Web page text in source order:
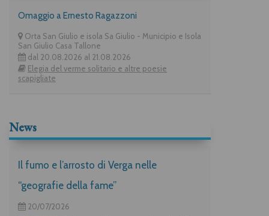
Omaggio a Ernesto Ragazzoni
Orta San Giulio e isola Sa Giulio - Municipio e Isola
San Giulio Casa Tallone
dal 20.08.2026 al 21.08.2026
Elegia del verme solitario e altre poesie
scapigliate
News
Il fumo e l’arrosto di Verga nelle
“geografie della fame”
20/07/2026